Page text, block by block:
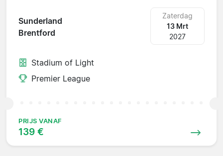
Sunderland
Brentford
Zaterdag
13 Mrt
2027
Stadium of Light
Premier League
PRIJS VANAF
139 €